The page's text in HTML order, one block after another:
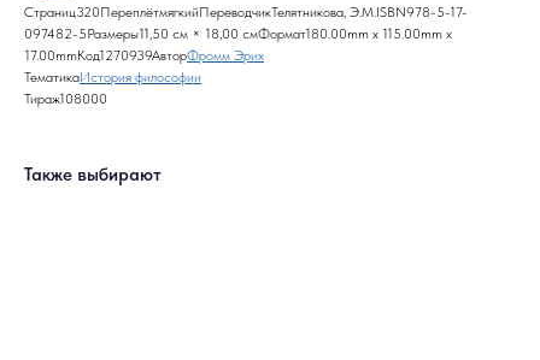
Страниц320ПереплётмягкийПереводчикТелятникова, Э.М.ISBN978-5-17-
097482-5Размеры11,50 см × 18,00 смФормат180.00mm x 115.00mm x
17.00mmКод1270939АвторФромм Эрих
ТематикаИстория философии
Тираж108000
Также выбирают